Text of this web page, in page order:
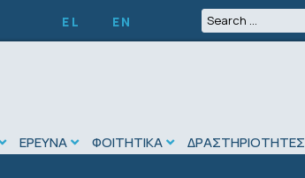
EL EN
ΕΡΕΥΝΑ ΦΟΙΤΗΤΙΚΑ ΔΡΑΣΤΗΡΙΟΤΗΤΕΣ